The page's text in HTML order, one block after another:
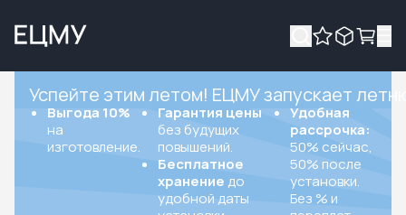
Успейте этим летом! ЕЦМУ запускает
Выгода 10%
на
изготовление.
Гарантия цены
без будущих
повышений.
Бесплатное
хранение до
удобной даты
Удобная
рассрочка:
50% сейчас,
50% после
установки.
Без % и